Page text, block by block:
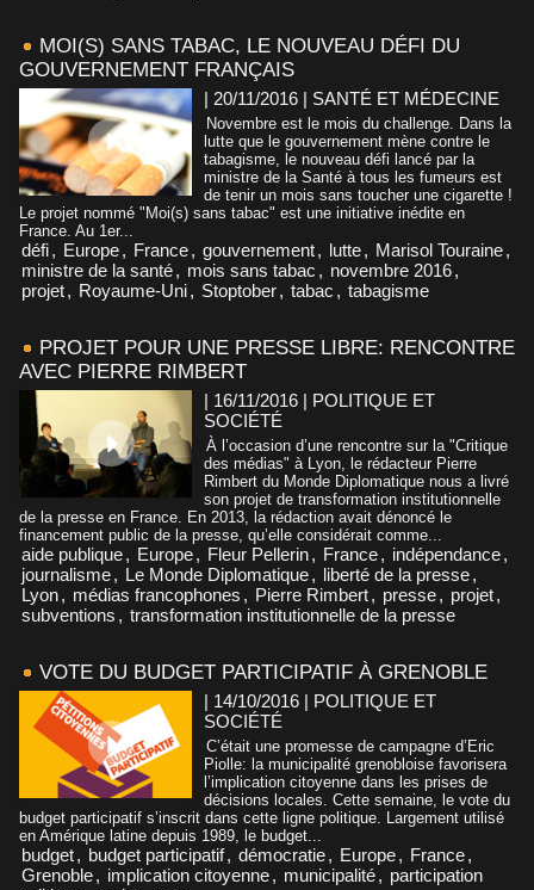
MOI(S) SANS TABAC, LE NOUVEAU DÉFI DU
GOUVERNEMENT FRANÇAIS
| 20/11/2016 | SANTÉ ET MÉDECINE
Novembre est le mois du challenge. Dans la
lutte que le gouvernement mène contre le
tabagisme, le nouveau défi lancé par la
ministre de la Santé à tous les fumeurs est
de tenir un mois sans toucher une cigarette !
Le projet nommé "Moi(s) sans tabac" est une initiative inédite en
France. Au 1er...
défi, Europe, France, gouvernement, lutte, Marisol Touraine,
ministre de la santé, mois sans tabac , novembre 2016,
projet, Royaume-Uni, Stoptober, tabac , tabagisme
PROJET POUR UNE PRESSE LIBRE: RENCONTRE
AVEC PIERRE RIMBERT
| 16/11/2016 | POLITIQUE ET
SOCIÉTÉ
À l’occasion d’une rencontre sur la "Critique
des médias" à Lyon, le rédacteur Pierre
Rimbert du Monde Diplomatique nous a livré
son projet de transformation institutionnelle
de la presse en France. En 2013, la rédaction avait dénoncé le
financement public de la presse, qu’elle considérait comme...
aide publique, Europe, Fleur Pellerin, France, indépendance,
journalisme, Le Monde Diplomatique, liberté de la presse,
Lyon, médias francophones , Pierre Rimbert, presse, projet,
subventions , transformation institutionnelle de la presse
VOTE DU BUDGET PARTICIPATIF À GRENOBLE
| 14/10/2016 | POLITIQUE ET
SOCIÉTÉ
C’était une promesse de campagne d’Eric
Piolle: la municipalité grenobloise favorisera
l’implication citoyenne dans les prises de
décisions locales. Cette semaine, le vote du
budget participatif s’inscrit dans cette ligne politique. Largement utilisé
en Amérique latine depuis 1989, le budget...
budget, budget participatif, démocratie, Europe, France,
Grenoble, implication citoyenne, municipalité, participation